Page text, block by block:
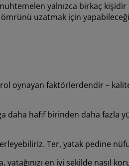
yalnızca birkaç
ömrünü uzatmak için
oynayan faktörlerdendir –
daha hafif birinden daha fazla
Ter, yatak pedine
en iyi şekilde nasıl